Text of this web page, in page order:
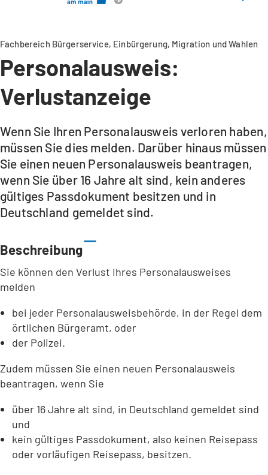
Fachbereich Bürgerservice, Einbürgerung, Migration und Wahlen
Personalausweis:
Verlustanzeige
Wenn Sie Ihren Personalausweis verloren haben,
müssen Sie dies melden. Darüber hinaus müssen
Sie einen neuen Personalausweis beantragen,
wenn Sie über 16 Jahre alt sind, kein anderes
gültiges Passdokument besitzen und in
Deutschland gemeldet sind.
Beschreibung
Sie können den Verlust Ihres Personalausweises
melden
bei jeder Personalausweisbehörde, in der Regel dem
örtlichen Bürgeramt, oder
der Polizei.
Zudem müssen Sie einen neuen Personalausweis
beantragen, wenn Sie
über 16 Jahre alt sind, in Deutschland gemeldet sind
und
kein gültiges Passdokument, also keinen Reisepass
oder vorläufigen Reisepass, besitzen.